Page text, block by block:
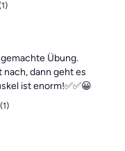
Übung.
dann geht es
ist enorm!✅✅😀